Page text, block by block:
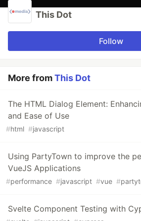
This Dot
Follow
More fromThis Dot
The HTML Dialog Element:
and Ease of Use
#html #javascript
Using PartyTown to improve the
VueJS Applications
#performance #javascript #vue #
Svelte Component Testing with